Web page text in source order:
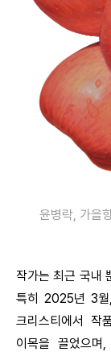
윤병락, 가을
작가는 최근 국내
특히 2025년 3월
크리스티에서 작
이목을 끌었으